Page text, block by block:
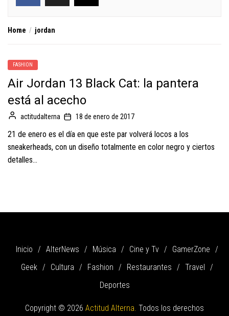
Home jordan
FASHION
Air Jordan 13 Black Cat: la pantera
está al acecho
actitudalterna 18 de enero de 2017
21 de enero es el día en que este par volverá locos a los
sneakerheads, con un diseño totalmente en color negro y ciertos
detalles...
Inicio AlterNews Música Cine y Tv
GamerZone
Geek
Cultura Fashion Restaurantes
Travel
Deportes
Copyright © 2026 Actitud Alterna. Todos los derechos